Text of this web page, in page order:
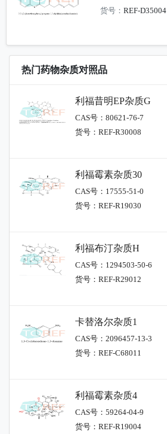
货号：REF-D35004
热门药物杂质对照品
利福昔明EP杂质G
CAS号：80621-76-7
货号：REF-R30008
利福霉素杂质30
CAS号：17555-51-0
货号：REF-R19030
利福布汀杂质H
CAS号：1294503-50-6
货号：REF-R29012
卡替洛尔杂质1
CAS号：2096457-13-3
货号：REF-C68011
利福霉素杂质4
CAS号：59264-04-9
货号：REF-R19004